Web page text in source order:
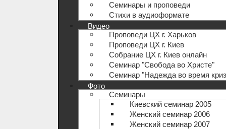
Семинары и проповеди
Стихи в аудиоформате
Видео
Проповеди ЦХ г. Харьков
Проповеди ЦХ г. Киев
Собрание ЦХ г. Киев онлайн
Семинар "Свобода во Христе"
Семинар "Надежда во время
Фото
Семинары
Киевский семинар 2005
Женский семинар 2006
Женский семинар 2007